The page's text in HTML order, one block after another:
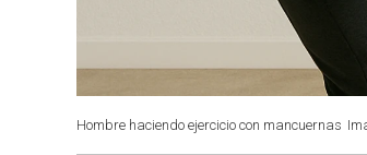
Hombre haciendo ejercicio con mancuernas